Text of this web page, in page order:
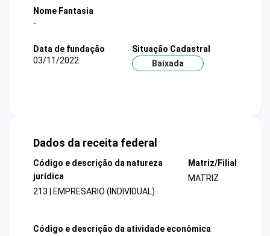
Nome Fantasia
-
Data de fundação
03/11/2022
Situação Cadastral
Baixada
Dados da receita federal
Código e descrição da natureza
jurídica
213 | EMPRESARIO (INDIVIDUAL)
Matriz/Filial
MATRIZ
Código e descrição da atividade econômica